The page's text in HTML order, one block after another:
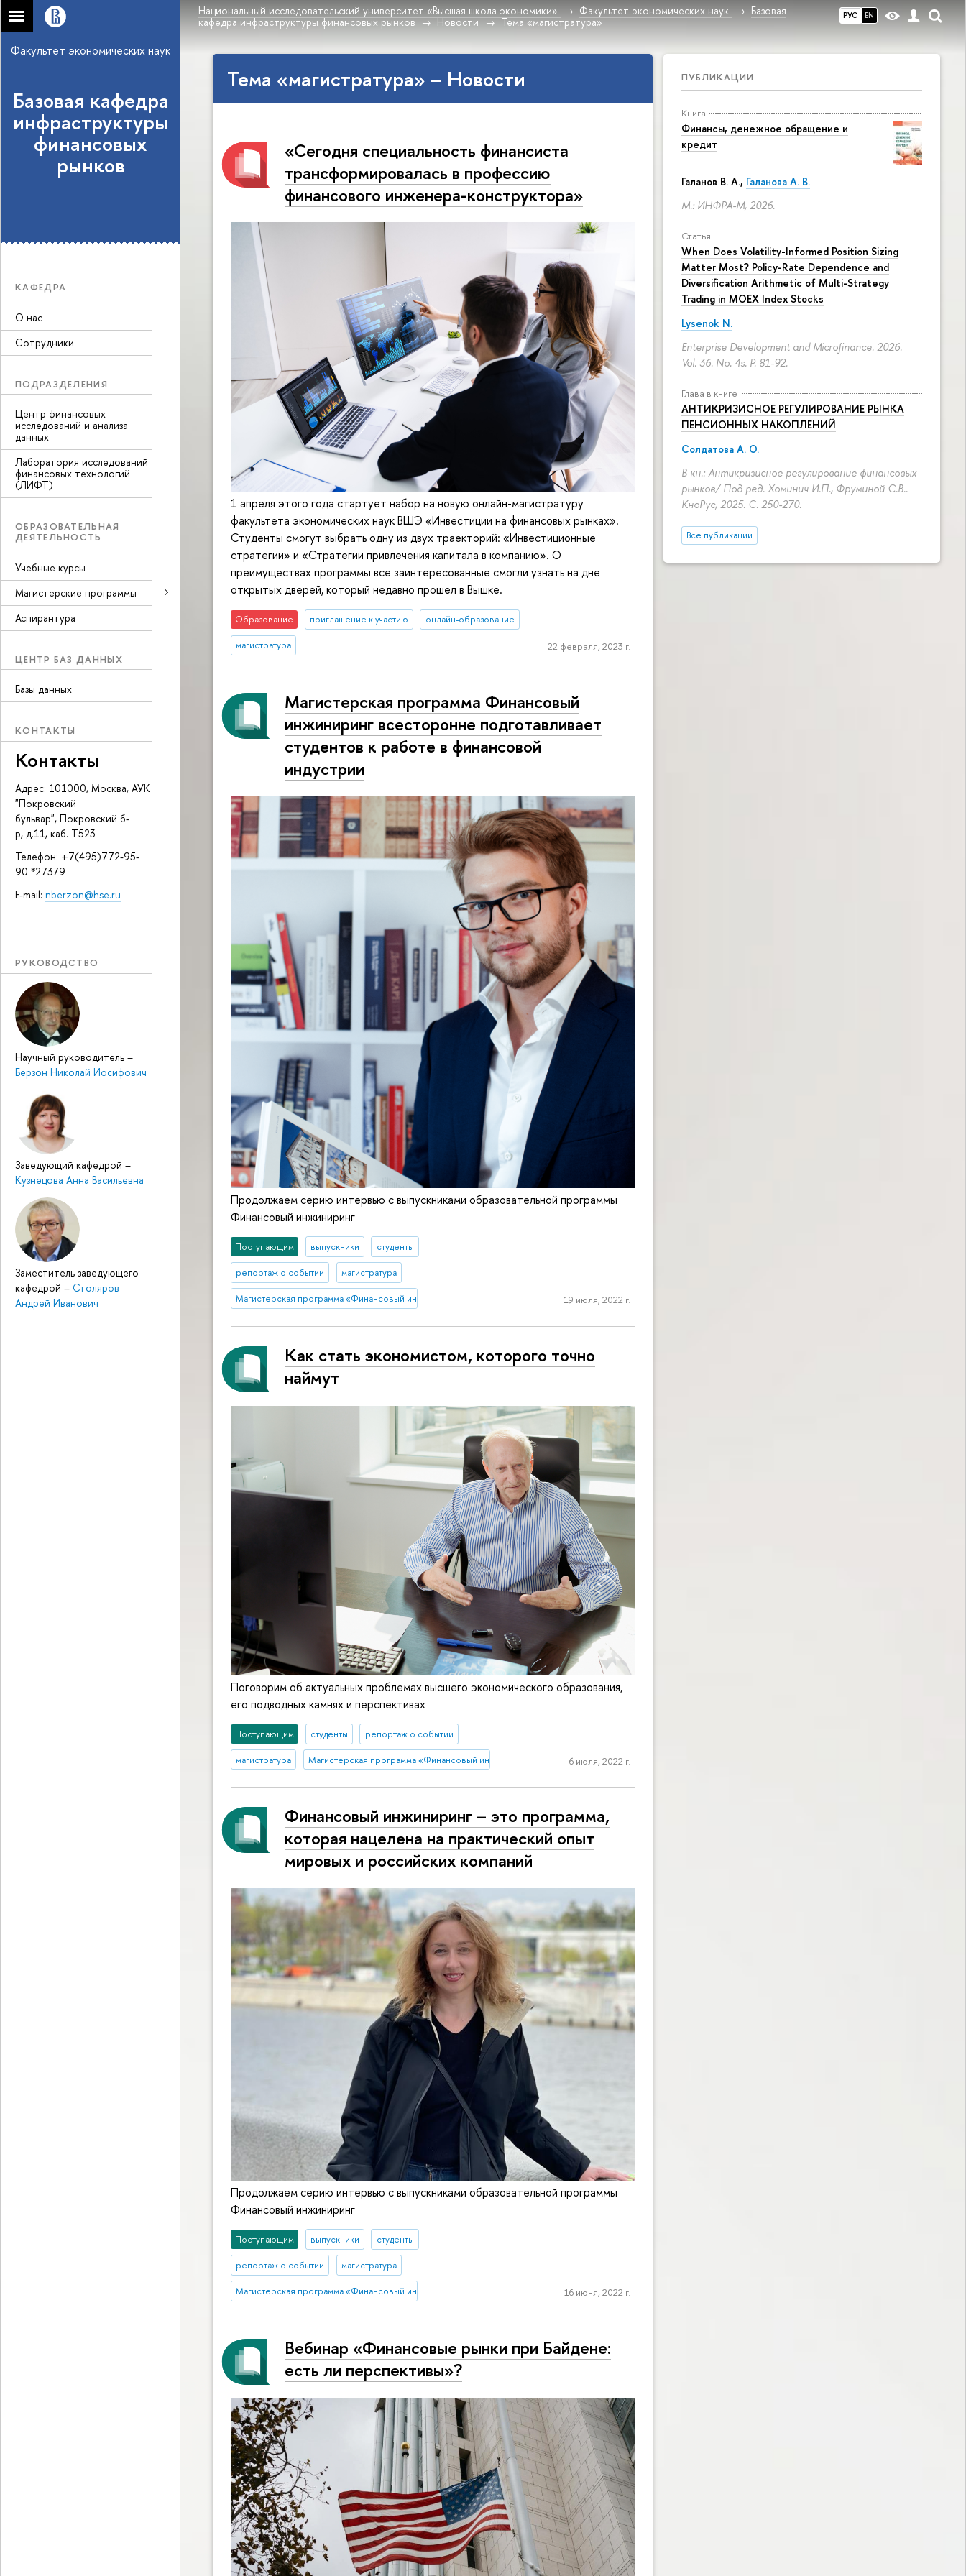
РУС EN
Национальный исследовательский университет «Высшая школа экономики» Факультет экономических наук
Базовая
кафедра инфраструктуры финансовых рынков
Новости Тема «магистратура»
Факультет экономических наук
Базовая кафедра
инфраструктуры
финансовых
рынков
КАФЕДРА
О нас
Сотрудники
ПОДРАЗДЕЛЕНИЯ
Центр финансовых
исследований и анализа
данных
Лаборатория исследований
финансовых технологий
(ЛИФТ)
ОБРАЗОВАТЕЛЬНАЯ
ДЕЯТЕЛЬНОСТЬ
Учебные курсы
Магистерские программы
Аспирантура
ЦЕНТР БАЗ ДАННЫХ
Базы данных
КОНТАКТЫ
Контакты
Адрес: 101000, Москва, АУК
"Покровский
бульвар", Покровский б-
р, д.11, каб. Т523
Телефон: +7(495)772-95-
90 *27379
E-mail: nberzon@hse.ru
РУКОВОДСТВО
Научный руководитель –
Берзон Николай Иосифович
Заведующий кафедрой –
Кузнецова Анна Васильевна
Заместитель заведующего
кафедрой – Столяров
Андрей Иванович
ПУБЛИКАЦИИ
Книга
Финансы, денежное обращение и
кредит
Галанов В. А., Галанова А. В.
М.: ИНФРА-М, 2026.
Статья
When Does Volatility-Informed Position Sizing
Matter Most? Policy-Rate Dependence and
Diversification Arithmetic of Multi-Strategy
Trading in MOEX Index Stocks
Lysenok N.
Enterprise Development and Microfinance. 2026.
Vol. 36. No. 4s. P. 81-92.
Глава в книге
АНТИКРИЗИСНОЕ РЕГУЛИРОВАНИЕ РЫНКА
ПЕНСИОННЫХ НАКОПЛЕНИЙ
Солдатова А. О.
В кн.: Антикризисное регулирование финансовых
рынков/ Под ред. Хоминич И.П., Фруминой С.В..
КноРус, 2025. С. 250-270.
Все публикации
Тема «магистратура» – Новости
«Сегодня специальность финансиста
трансформировалась в профессию
финансового инженера-конструктора»
1 апреля этого года стартует набор на новую онлайн-магистратуру
факультета экономических наук ВШЭ «Инвестиции на финансовых рынках».
Студенты смогут выбрать одну из двух траекторий: «Инвестиционные
стратегии» и «Стратегии привлечения капитала в компанию». О
преимуществах программы все заинтересованные смогли узнать на дне
открытых дверей, который недавно прошел в Вышке.
Образование приглашение к участию онлайн-образование
магистратура 22 февраля, 2023 г.
Магистерская программа Финансовый
инжиниринг всесторонне подготавливает
студентов к работе в финансовой
индустрии
Продолжаем серию интервью с выпускниками образовательной программы
Финансовый инжиниринг
Поступающим выпускники студенты
репортаж о событии магистратура
Магистерская программа «Финансовый инжиниринг» 19 июля, 2022 г.
Как стать экономистом, которого точно
наймут
Поговорим об актуальных проблемах высшего экономического образования,
его подводных камнях и перспективах
Поступающим студенты репортаж о событии
магистратура Магистерская программа «Финансовый инжиниринг» 6 июля, 2022 г.
Финансовый инжиниринг – это программа,
которая нацелена на практический опыт
мировых и российских компаний
Продолжаем серию интервью с выпускниками образовательной программы
Финансовый инжиниринг
Поступающим выпускники студенты
репортаж о событии магистратура
Магистерская программа «Финансовый инжиниринг» 16 июня, 2022 г.
Вебинар «Финансовые рынки при Байдене:
есть ли перспективы»?